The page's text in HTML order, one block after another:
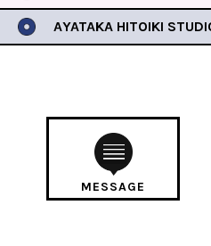
AYATAKA HITOIKI
MESSAGE